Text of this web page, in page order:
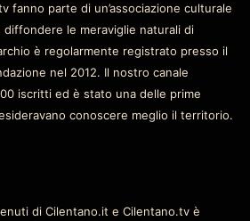
fanno parte di un’associazione culturale
le meraviglie naturali di
è regolarmente registrato presso il
nel 2012. Il nostro canale
iscritti ed è stato una delle prime
conoscere meglio il territorio.
di Cilentano.it e Cilentano.tv è